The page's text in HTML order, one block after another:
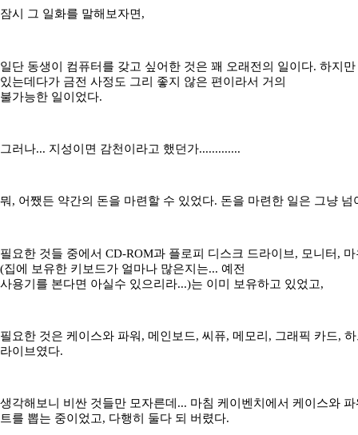
잠시 그 일화를 말해보자면,
일단 동생이 컴퓨터를 갖고 싶어한 것은 꽤 오래전의 일이다. 하지
있는데다가 금전 사정도 그리 좋지 않은 편이라서 거의
불가능한 일이었다.
그러나... 지성이면 감천이라고 했던가.............
뭐, 어쨌든 약간의 돈을 마련할 수 있었다. 돈을 마련한 일은 그냥 넘
필요한 것들 중에서 CD-ROM과 플로피 디스크 드라이브, 모니터,
(집에 보유한 키보드가 얼마나 많은지는... 예전
사용기를 본다면 아실수 있으리라...)는 이미 보유하고 있었고,
필요한 것은 케이스와 파워, 메인보드, 씨퓨, 메모리, 그래픽 카드,
라이브였다.
생각해보니 비싼 것들만 모자른데... 마침 케이벤치에서 케이스와
트를 뽑는 중이었고, 다행히 둘다 되 버렸다.